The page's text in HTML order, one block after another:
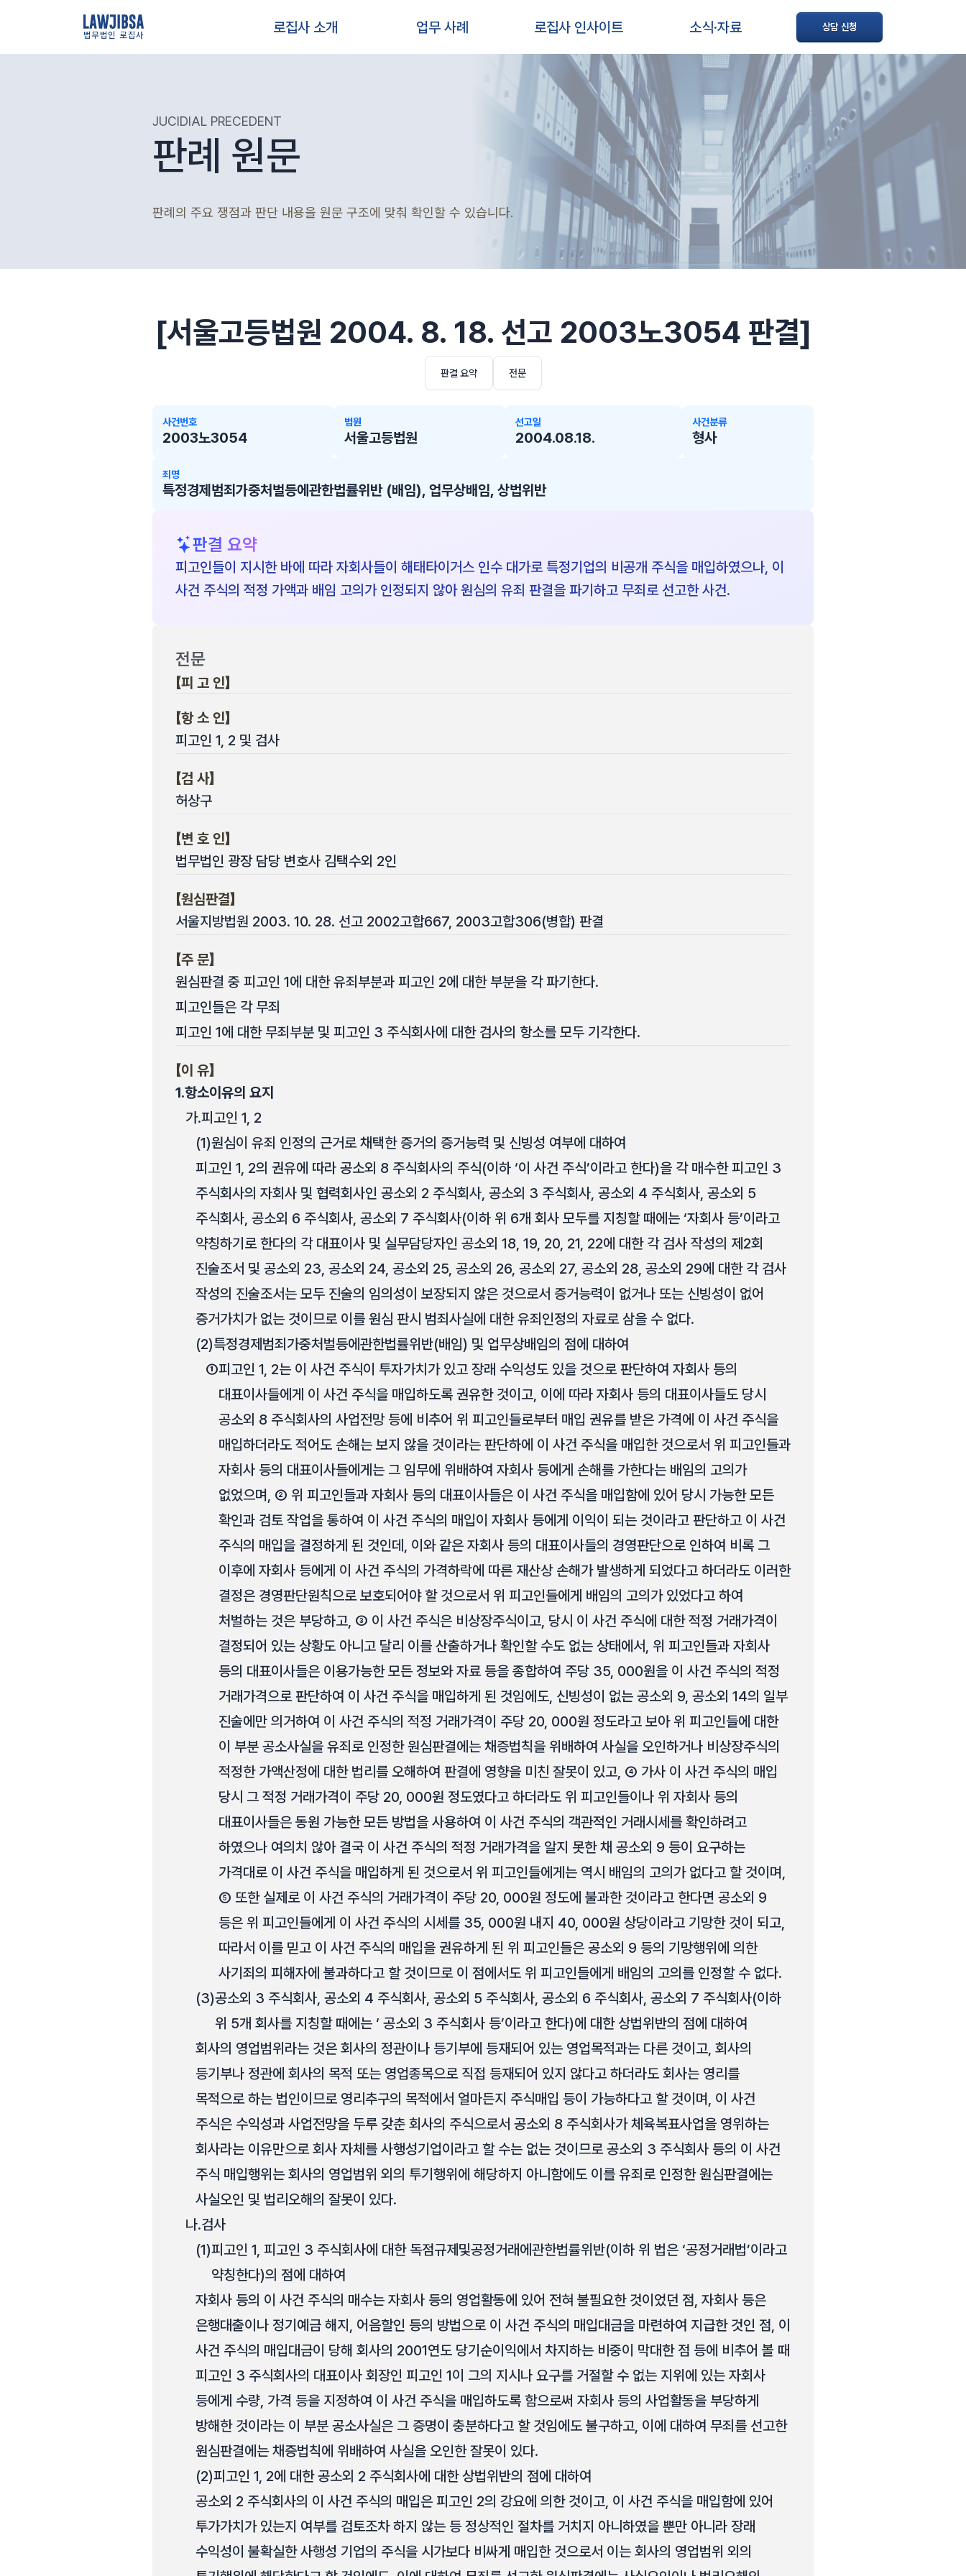
법무법인 로집사 로집사 소개 업무 사례 로집사 인사이트 소식·자료 상담 신청
JUCIDIAL PRECEDENT
판례 원문
판례의 주요 쟁점과 판단 내용을 원문 구조에 맞춰 확인할 수 있습니다.
[서울고등법원 2004. 8. 18. 선고 2003노3054 판결]
판결 요약 전문
사건번호
2003노3054
법원
서울고등법원
선고일
2004.08.18.
사건분류
형사
죄명
특정경제범죄가중처벌등에관한법률위반 (배임), 업무상배임, 상법위반
판결 요약
피고인들이 지시한 바에 따라 자회사들이 해태타이거스 인수 대가로 특정기업의 비공개 주식을 매입하였으나, 이
사건 주식의 적정 가액과 배임 고의가 인정되지 않아 원심의 유죄 판결을 파기하고 무죄로 선고한 사건.
전문
【피 고 인】
【항 소 인】
피고인 1, 2 및 검사
【검 사】
허상구
【변 호 인】
법무법인 광장 담당 변호사 김택수외 2인
【원심판결】
서울지방법원 2003. 10. 28. 선고 2002고합667, 2003고합306(병합) 판결
【주 문】
원심판결 중 피고인 1에 대한 유죄부분과 피고인 2에 대한 부분을 각 파기한다.
피고인들은 각 무죄
피고인 1에 대한 무죄부분 및 피고인 3 주식회사에 대한 검사의 항소를 모두 기각한다.
【이 유】
1.항소이유의 요지
가.피고인 1, 2
(1)원심이 유죄 인정의 근거로 채택한 증거의 증거능력 및 신빙성 여부에 대하여
피고인 1, 2의 권유에 따라 공소외 8 주식회사의 주식(이하 ‘이 사건 주식’이라고 한다)을 각 매수한 피고인 3
주식회사의 자회사 및 협력회사인 공소외 2 주식회사, 공소외 3 주식회사, 공소외 4 주식회사, 공소외 5
주식회사, 공소외 6 주식회사, 공소외 7 주식회사(이하 위 6개 회사 모두를 지칭할 때에는 ‘자회사 등’이라고
약칭하기로 한다의 각 대표이사 및 실무담당자인 공소외 18, 19, 20, 21, 22에 대한 각 검사 작성의 제2회
진술조서 및 공소외 23, 공소외 24, 공소외 25, 공소외 26, 공소외 27, 공소외 28, 공소외 29에 대한 각 검사
작성의 진술조서는 모두 진술의 임의성이 보장되지 않은 것으로서 증거능력이 없거나 또는 신빙성이 없어
증거가치가 없는 것이므로 이를 원심 판시 범죄사실에 대한 유죄인정의 자료로 삼을 수 없다.
(2)특정경제범죄가중처벌등에관한법률위반(배임) 및 업무상배임의 점에 대하여
①피고인 1, 2는 이 사건 주식이 투자가치가 있고 장래 수익성도 있을 것으로 판단하여 자회사 등의
대표이사들에게 이 사건 주식을 매입하도록 권유한 것이고, 이에 따라 자회사 등의 대표이사들도 당시
공소외 8 주식회사의 사업전망 등에 비추어 위 피고인들로부터 매입 권유를 받은 가격에 이 사건 주식을
매입하더라도 적어도 손해는 보지 않을 것이라는 판단하에 이 사건 주식을 매입한 것으로서 위 피고인들과
자회사 등의 대표이사들에게는 그 임무에 위배하여 자회사 등에게 손해를 가한다는 배임의 고의가
없었으며, ② 위 피고인들과 자회사 등의 대표이사들은 이 사건 주식을 매입함에 있어 당시 가능한 모든
확인과 검토 작업을 통하여 이 사건 주식의 매입이 자회사 등에게 이익이 되는 것이라고 판단하고 이 사건
주식의 매입을 결정하게 된 것인데, 이와 같은 자회사 등의 대표이사들의 경영판단으로 인하여 비록 그
이후에 자회사 등에게 이 사건 주식의 가격하락에 따른 재산상 손해가 발생하게 되었다고 하더라도 이러한
결정은 경영판단원칙으로 보호되어야 할 것으로서 위 피고인들에게 배임의 고의가 있었다고 하여
처벌하는 것은 부당하고, ③ 이 사건 주식은 비상장주식이고, 당시 이 사건 주식에 대한 적정 거래가격이
결정되어 있는 상황도 아니고 달리 이를 산출하거나 확인할 수도 없는 상태에서, 위 피고인들과 자회사
등의 대표이사들은 이용가능한 모든 정보와 자료 등을 종합하여 주당 35, 000원을 이 사건 주식의 적정
거래가격으로 판단하여 이 사건 주식을 매입하게 된 것임에도, 신빙성이 없는 공소외 9, 공소외 14의 일부
진술에만 의거하여 이 사건 주식의 적정 거래가격이 주당 20, 000원 정도라고 보아 위 피고인들에 대한
이 부분 공소사실을 유죄로 인정한 원심판결에는 채증법칙을 위배하여 사실을 오인하거나 비상장주식의
적정한 가액산정에 대한 법리를 오해하여 판결에 영향을 미친 잘못이 있고, ④ 가사 이 사건 주식의 매입
당시 그 적정 거래가격이 주당 20, 000원 정도였다고 하더라도 위 피고인들이나 위 자회사 등의
대표이사들은 동원 가능한 모든 방법을 사용하여 이 사건 주식의 객관적인 거래시세를 확인하려고
하였으나 여의치 않아 결국 이 사건 주식의 적정 거래가격을 알지 못한 채 공소외 9 등이 요구하는
가격대로 이 사건 주식을 매입하게 된 것으로서 위 피고인들에게는 역시 배임의 고의가 없다고 할 것이며,
⑤ 또한 실제로 이 사건 주식의 거래가격이 주당 20, 000원 정도에 불과한 것이라고 한다면 공소외 9
등은 위 피고인들에게 이 사건 주식의 시세를 35, 000원 내지 40, 000원 상당이라고 기망한 것이 되고,
따라서 이를 믿고 이 사건 주식의 매입을 권유하게 된 위 피고인들은 공소외 9 등의 기망행위에 의한
사기죄의 피해자에 불과하다고 할 것이므로 이 점에서도 위 피고인들에게 배임의 고의를 인정할 수 없다.
(3)공소외 3 주식회사, 공소외 4 주식회사, 공소외 5 주식회사, 공소외 6 주식회사, 공소외 7 주식회사(이하
위 5개 회사를 지칭할 때에는 ‘ 공소외 3 주식회사 등’이라고 한다)에 대한 상법위반의 점에 대하여
회사의 영업범위라는 것은 회사의 정관이나 등기부에 등재되어 있는 영업목적과는 다른 것이고, 회사의
등기부나 정관에 회사의 목적 또는 영업종목으로 직접 등재되어 있지 않다고 하더라도 회사는 영리를
목적으로 하는 법인이므로 영리추구의 목적에서 얼마든지 주식매입 등이 가능하다고 할 것이며, 이 사건
주식은 수익성과 사업전망을 두루 갖춘 회사의 주식으로서 공소외 8 주식회사가 체육복표사업을 영위하는
회사라는 이유만으로 회사 자체를 사행성기업이라고 할 수는 없는 것이므로 공소외 3 주식회사 등의 이 사건
주식 매입행위는 회사의 영업범위 외의 투기행위에 해당하지 아니함에도 이를 유죄로 인정한 원심판결에는
사실오인 및 법리오해의 잘못이 있다.
나.검사
(1)피고인 1, 피고인 3 주식회사에 대한 독점규제및공정거래에관한법률위반(이하 위 법은 ‘공정거래법’이라고
약칭한다)의 점에 대하여
자회사 등의 이 사건 주식의 매수는 자회사 등의 영업활동에 있어 전혀 불필요한 것이었던 점, 자회사 등은
은행대출이나 정기예금 해지, 어음할인 등의 방법으로 이 사건 주식의 매입대금을 마련하여 지급한 것인 점, 이
사건 주식의 매입대금이 당해 회사의 2001연도 당기순이익에서 차지하는 비중이 막대한 점 등에 비추어 볼 때
피고인 3 주식회사의 대표이사 회장인 피고인 1이 그의 지시나 요구를 거절할 수 없는 지위에 있는 자회사
등에게 수량, 가격 등을 지정하여 이 사건 주식을 매입하도록 함으로써 자회사 등의 사업활동을 부당하게
방해한 것이라는 이 부분 공소사실은 그 증명이 충분하다고 할 것임에도 불구하고, 이에 대하여 무죄를 선고한
원심판결에는 채증법칙에 위배하여 사실을 오인한 잘못이 있다.
(2)피고인 1, 2에 대한 공소외 2 주식회사에 대한 상법위반의 점에 대하여
공소외 2 주식회사의 이 사건 주식의 매입은 피고인 2의 강요에 의한 것이고, 이 사건 주식을 매입함에 있어
투가가치가 있는지 여부를 검토조차 하지 않는 등 정상적인 절차를 거치지 아니하였을 뿐만 아니라 장래
수익성이 불확실한 사행성 기업의 주식을 시가보다 비싸게 매입한 것으로서 이는 회사의 영업범위 외의